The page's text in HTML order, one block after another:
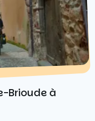
Brioude à